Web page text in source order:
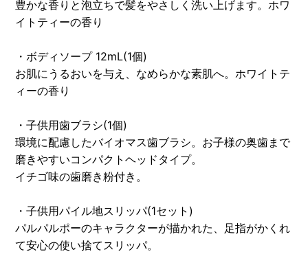
豊かな香りと泡立ちで髪をやさしく洗い上げます。ホワ
イトティーの香り
・ボディソープ 12mL(1個)
お肌にうるおいを与え、なめらかな素肌へ。ホワイトテ
ィーの香り
・子供用歯ブラシ(1個)
環境に配慮したバイオマス歯ブラシ。お子様の奥歯まで
磨きやすいコンパクトヘッドタイプ。
イチゴ味の歯磨き粉付き。
・子供用パイル地スリッパ(1セット)
パルパルポーのキャラクターが描かれた、足指がかくれ
て安心の使い捨てスリッパ。